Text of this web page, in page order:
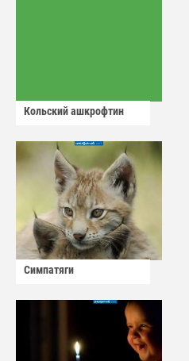
Кольский ашкрофтин
Симпатяги